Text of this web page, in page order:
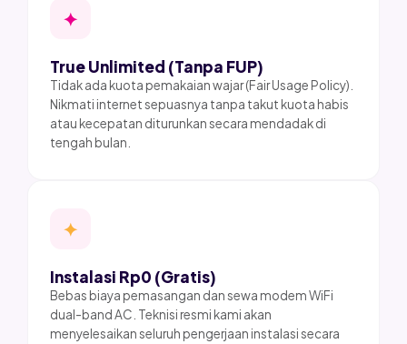
✦
True Unlimited (Tanpa FUP)
Tidak ada kuota pemakaian wajar (Fair Usage Policy).
Nikmati internet sepuasnya tanpa takut kuota habis
atau kecepatan diturunkan secara mendadak di
tengah bulan.
✦
Instalasi Rp0 (Gratis)
Bebas biaya pemasangan dan sewa modem WiFi
dual-band AC. Teknisi resmi kami akan
menyelesaikan seluruh pengerjaan instalasi secara